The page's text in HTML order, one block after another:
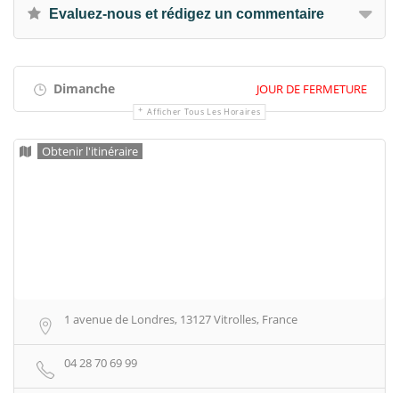
Evaluez-nous et rédigez un commentaire
Dimanche JOUR DE FERMETURE
Afficher Tous Les Horaires
Obtenir l'itinéraire
1 avenue de Londres, 13127 Vitrolles, France
04 28 70 69 99